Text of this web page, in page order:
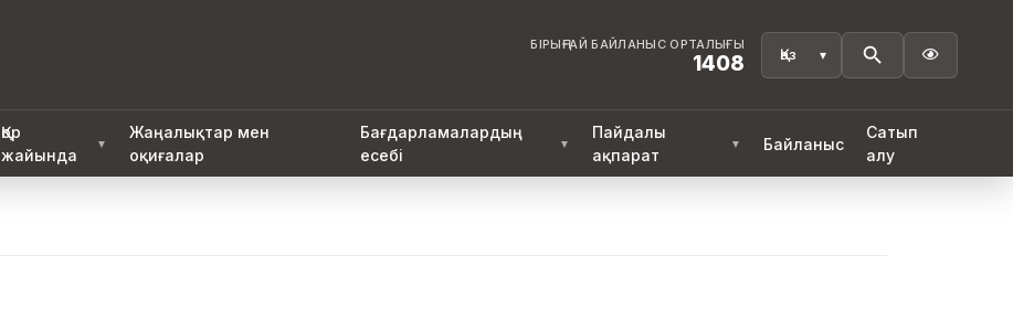
БІРЫҢҒАЙ БАЙЛАНЫС ОРТАЛЫҒЫ
1408 
Қор
жайында
▼
Жаңалықтар мен
оқиғалар
Бағдарламалардың
есебі
▼
Пайдалы
ақпарат
▼ Байланыс
Сатып
алу